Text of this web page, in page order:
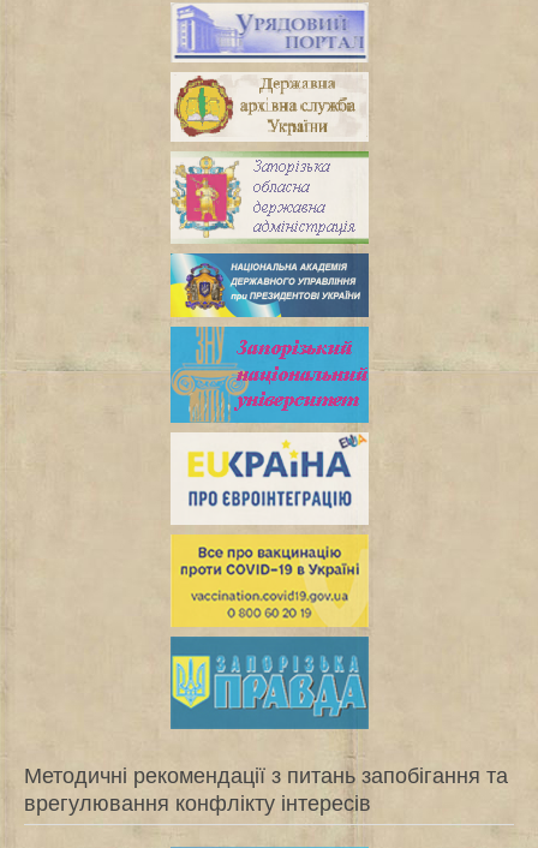
Методичні рекомендації з питань запобігання та
врегулювання конфлікту інтересів